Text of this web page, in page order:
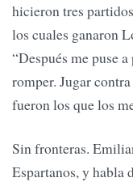
hicieron tres
los cuales ganaron
“Después me puse
romper. Jugar
fueron los que los
Sin fronteras.
Espartanos, y habla